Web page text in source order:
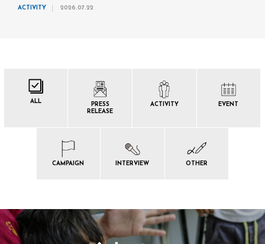
ACTIVITY 2026.07.22
ALL
PRESS
RELEASE
ACTIVITY EVENT
CAMPAIGN INTERVIEW OTHER